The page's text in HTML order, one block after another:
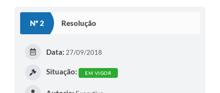
Nº 2 Resolução
Data: 27/09/2018
Situação: EM VIGOR